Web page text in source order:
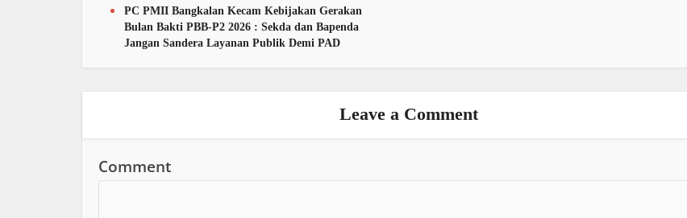
PC PMII Bangkalan Kecam Kebijakan Gerakan
Bulan Bakti PBB-P2 2026 : Sekda dan Bapenda
Jangan Sandera Layanan Publik Demi PAD
Leave a Comment
Comment